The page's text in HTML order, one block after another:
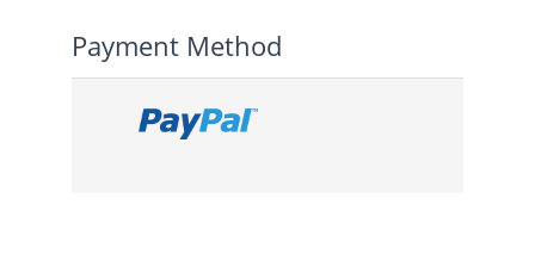
Payment Method